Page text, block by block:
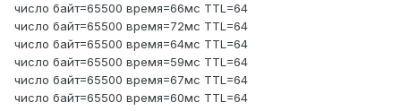
число байт=65500 время=66мс TTL=64
число байт=65500 время=72мс TTL=64
число байт=65500 время=64мс TTL=64
число байт=65500 время=59мс TTL=64
число байт=65500 время=67мс TTL=64
число байт=65500 время=60мс TTL=64